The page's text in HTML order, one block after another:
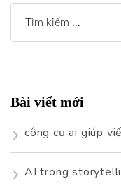
Tìm
kiếm
Bài viết mới
công cụ ai giúp
AI trong